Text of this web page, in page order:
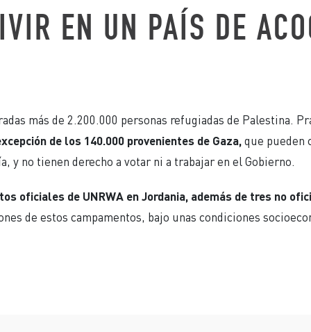
EN UN PAÍS DE
más de 2.200.000 personas refugiadas de Palestina.
de los 140.000 provenientes de Gaza,que pueden
y no tienen derecho a votar ni a trabajar en el Gobierno.
oficiales de UNRWA en Jordania, además de tres no
de estos campamentos, bajo unas condiciones